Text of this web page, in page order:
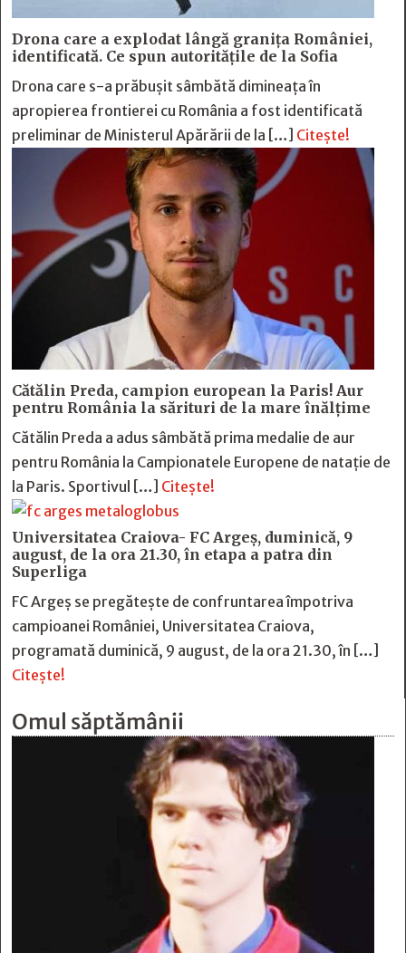
Drona care a explodat lângă granița României,
identificată. Ce spun autoritățile de la Sofia
Drona care s-a prăbușit sâmbătă dimineața în
apropierea frontierei cu România a fost identificată
preliminar de Ministerul Apărării de la […] Citește!
Cătălin Preda, campion european la Paris! Aur
pentru România la sărituri de la mare înălțime
Cătălin Preda a adus sâmbătă prima medalie de aur
pentru România la Campionatele Europene de natație de
la Paris. Sportivul […] Citește!
Universitatea Craiova- FC Argeș, duminică, 9
august, de la ora 21.30, în etapa a patra din
Superliga
FC Argeș se pregătește de confruntarea împotriva
campioanei României, Universitatea Craiova,
programată duminică, 9 august, de la ora 21.30, în […]
Citește!
Omul săptămânii